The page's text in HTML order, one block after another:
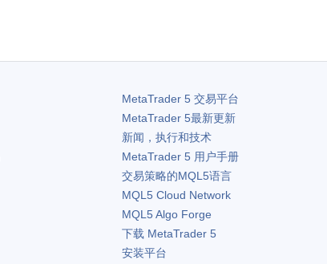
MetaTrader 5交易平台
MetaTrader 5最新更新
新闻，执行和技术
MetaTrader 5用户手册
交易策略的MQL5语言
MQL5 Cloud Network
MQL5 Algo Forge
下载 MetaTrader 5
安装平台